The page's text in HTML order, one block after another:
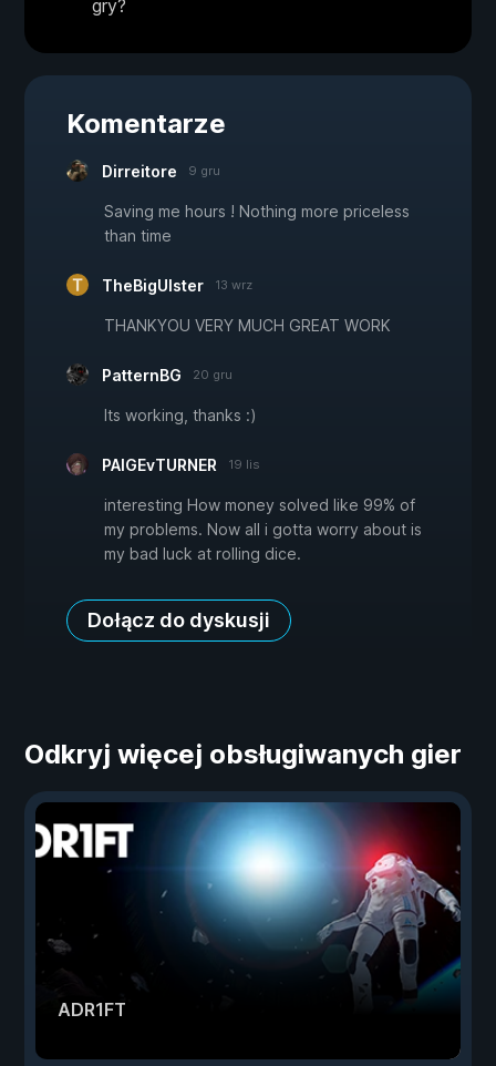
gry?
Komentarze
Dirreitore 9 gru
Saving me hours ! Nothing more priceless
than time
TheBigUlster 13 wrz
THANKYOU VERY MUCH GREAT WORK
PatternBG 20 gru
Its working, thanks :)
PAIGEvTURNER 19 lis
interesting How money solved like 99% of
my problems. Now all i gotta worry about is
my bad luck at rolling dice.
Dołącz do dyskusji
Odkryj więcej obsługiwanych gier
ADR1FT